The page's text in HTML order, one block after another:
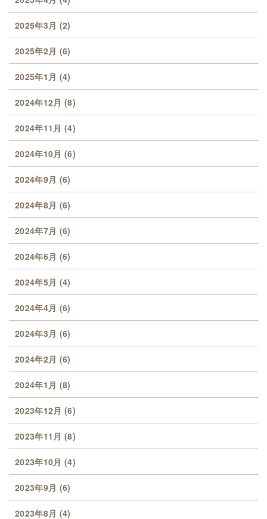
2025年3月 (2)
2025年2月 (6)
2025年1月 (4)
2024年12月 (8)
2024年11月 (4)
2024年10月 (6)
2024年9月 (6)
2024年8月 (6)
2024年7月 (6)
2024年6月 (6)
2024年5月 (4)
2024年4月 (6)
2024年3月 (6)
2024年2月 (6)
2024年1月 (8)
2023年12月 (6)
2023年11月 (8)
2023年10月 (4)
2023年9月 (6)
2023年8月 (4)